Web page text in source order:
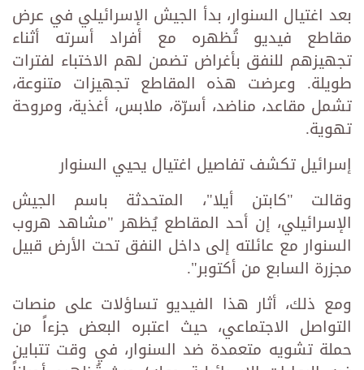
بعد اغتيال السنوار، بدأ الجيش الإسرائيلي في عرض
مقاطع فيديو تُظهره مع أفراد أسرته أثناء
تجهيزهم للنفق بأغراض تضمن لهم الاختباء لفترات
طويلة. وعرضت هذه المقاطع تجهيزات متنوعة،
تشمل مقاعد، مناضد، أسرّة، ملابس، أغذية، ومروحة
تهوية.
إسرائيل تكشف تفاصيل اغتيال يحيي السنوار
وقالت "كابتن أيلا"، المتحدثة باسم الجيش
الإسرائيلي، إن أحد المقاطع يُظهر "مشاهد هروب
السنوار مع عائلته إلى داخل النفق تحت الأرض قبيل
مجزرة السابع من أكتوبر".
ومع ذلك، أثار هذا الفيديو تساؤلات على منصات
التواصل الاجتماعي، حيث اعتبره البعض جزءاً من
حملة تشويه متعمدة ضد السنوار، في وقت تتباين